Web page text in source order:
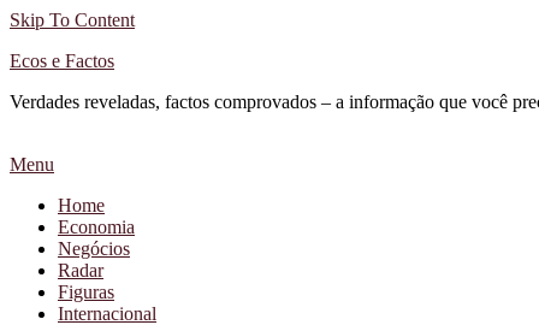
Skip To Content
Ecos e Factos
Verdades reveladas, factos comprovados – a informação que você
Menu
Home
Economia
Negócios
Radar
Figuras
Internacional